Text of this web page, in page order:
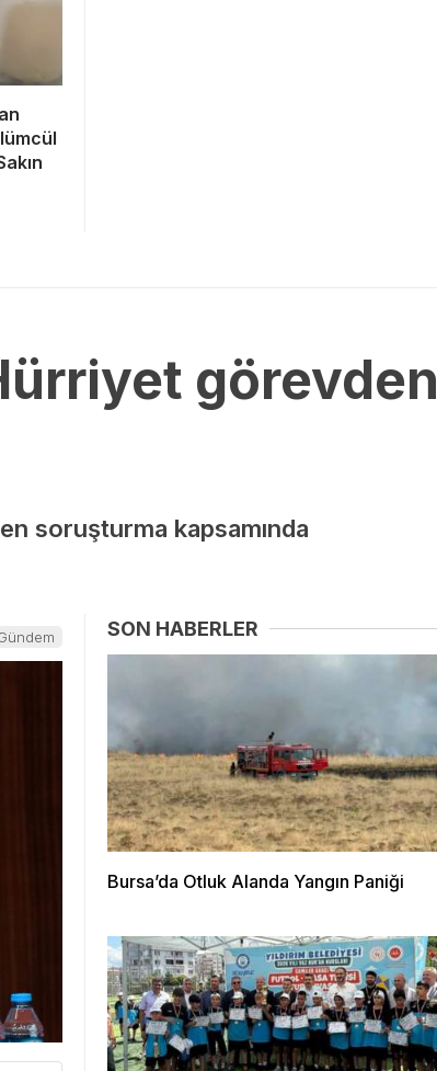
görevden
soruşturma kapsamında
SON HABERLER
Bursa’da Otluk Alanda Yangın Paniği